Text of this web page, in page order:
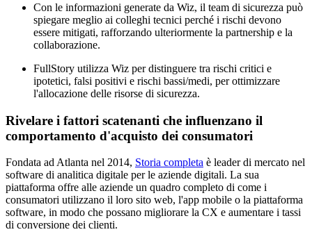
Con le informazioni generate da Wiz, il team di sicurezza può
spiegare meglio ai colleghi tecnici perché i rischi devono
essere mitigati, rafforzando ulteriormente la partnership e la
collaborazione.
FullStory utilizza Wiz per distinguere tra rischi critici e
ipotetici, falsi positivi e rischi bassi/medi, per ottimizzare
l'allocazione delle risorse di sicurezza.
Rivelare i fattori scatenanti che influenzano il
comportamento d'acquisto dei consumatori
Fondata ad Atlanta nel 2014, Storia completa è leader di mercato nel
software di analitica digitale per le aziende digitali. La sua
piattaforma offre alle aziende un quadro completo di come i
consumatori utilizzano il loro sito web, l'app mobile o la piattaforma
software, in modo che possano migliorare la CX e aumentare i tassi
di conversione dei clienti.